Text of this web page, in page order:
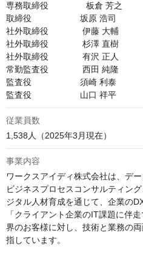
専務取締役　　　     板倉 芳之
取締役                    坂原 浩司
社外取締役              伊藤 大輔
社外取締役              杉澤 直樹
社外取締役              有沢 正人
常勤監査役              西田 純隆
監査役                    須崎 利泰
監査役                    山口 祥平
従業員数
1,538人（2025年3月現在）
事業内容
ワークスアイディ株式会社は、デ
ビジネスプロセスコンサルティン
ジタル人材育成を通じて、企業の
「クライアント企業のIT課題に伴
界のお客様に対し、技術と業務の
指しています。